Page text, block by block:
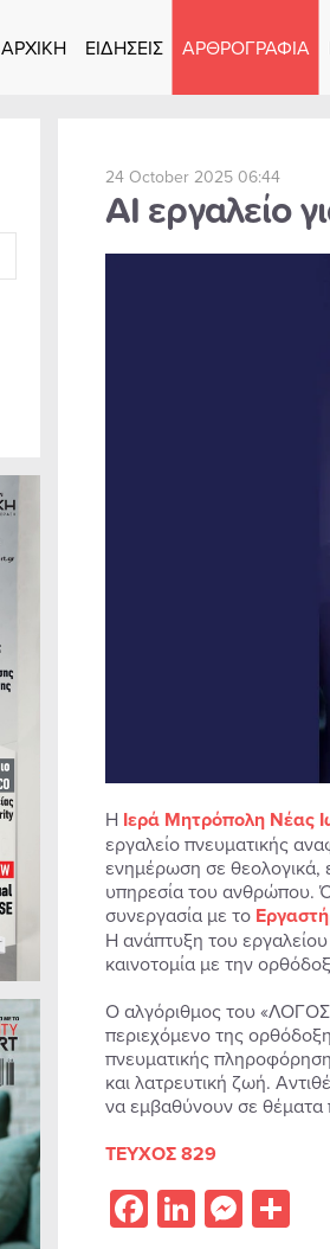
ΑΡΧΙΚΗ ΕΙΔΗΣΕΙΣ ΑΡΘΡΟΓΡΑΦΙΑ
24 October 2025 06:44
ΑΙ εργαλείο
Η Ιερά Μητρόπολη Νέας
εργαλείο πνευματικής
ενημέρωση σε θεολογικά,
υπηρεσία του ανθρώπου.
συνεργασία με το
Η ανάπτυξη του
καινοτομία με την
Ο αλγόριθμος του «ΛΟΓΟΣ
περιεχόμενο της
πνευματικής
και λατρευτική ζωή.
να εμβαθύνουν σε θέματα
ΤΕΥΧΟΣ 829
Facebook
LinkedIn